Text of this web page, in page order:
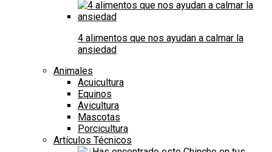
4 alimentos que nos ayudan a calmar la
ansiedad
Animales
Acuicultura
Equinos
Avicultura
Mascotas
Porcicultura
Artículos Técnicos